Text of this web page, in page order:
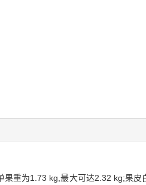
重为1.73 kg,最大可达2.32 kg;果皮